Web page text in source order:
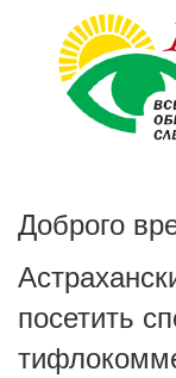
Доброго
посетить